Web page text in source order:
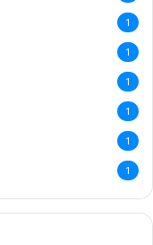
1
1
1
1
1
1